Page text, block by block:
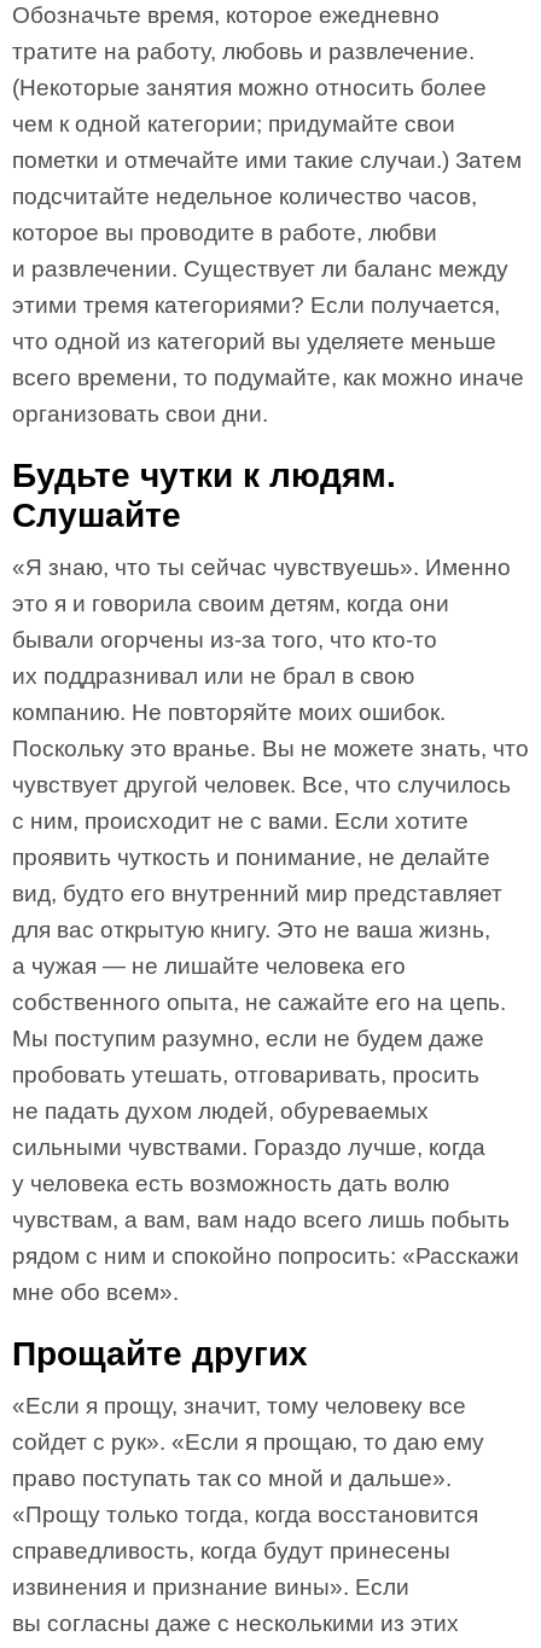
Обозначьте время, которое ежедневно
тратите на работу, любовь и развлечение.
(Некоторые занятия можно относить более
чем к одной категории; придумайте свои
пометки и отмечайте ими такие случаи.) Затем
подсчитайте недельное количество часов,
которое вы проводите в работе, любви
и развлечении. Существует ли баланс между
этими тремя категориями? Если получается,
что одной из категорий вы уделяете меньше
всего времени, то подумайте, как можно иначе
организовать свои дни.
Будьте чутки к людям.
Слушайте
«Я знаю, что ты сейчас чувствуешь». Именно
это я и говорила своим детям, когда они
бывали огорчены из-за того, что кто-то
их поддразнивал или не брал в свою
компанию. Не повторяйте моих ошибок.
Поскольку это вранье. Вы не можете знать, что
чувствует другой человек. Все, что случилось
с ним, происходит не с вами. Если хотите
проявить чуткость и понимание, не делайте
вид, будто его внутренний мир представляет
для вас открытую книгу. Это не ваша жизнь,
а чужая — не лишайте человека его
собственного опыта, не сажайте его на цепь.
Мы поступим разумно, если не будем даже
пробовать утешать, отговаривать, просить
не падать духом людей, обуреваемых
сильными чувствами. Гораздо лучше, когда
у человека есть возможность дать волю
чувствам, а вам, вам надо всего лишь побыть
рядом с ним и спокойно попросить: «Расскажи
мне обо всем».
Прощайте других
«Если я прощу, значит, тому человеку все
сойдет с рук». «Если я прощаю, то даю ему
право поступать так со мной и дальше».
«Прощу только тогда, когда восстановится
справедливость, когда будут принесены
извинения и признание вины». Если
вы согласны даже с несколькими из этих